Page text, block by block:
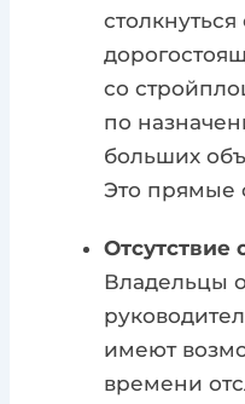
со
по
больших
Это прямые
Отсутствие
Владельцы
имеют
времени